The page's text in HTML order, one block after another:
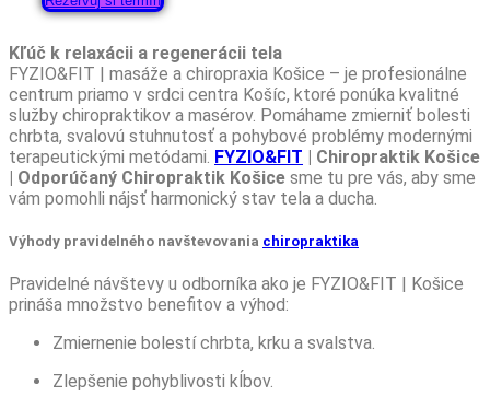
Kľúč k relaxácii a regenerácii tela
FYZIO&FIT | masáže a chiropraxia Košice – je profesionálne
centrum priamo v srdci centra Košíc, ktoré ponúka kvalitné
služby chiropraktikov a masérov. Pomáhame zmierniť bolesti
chrbta, svalovú stuhnutosť a pohybové problémy modernými
terapeutickými metódami. FYZIO&FIT | Chiropraktik Košice
| Odporúčaný Chiropraktik Košice sme tu pre vás, aby sme
vám pomohli nájsť harmonický stav tela a ducha.
Výhody pravidelného navštevovania chiropraktika
Pravidelné návštevy u odborníka ako je FYZIO&FIT | Košice
prináša množstvo benefitov a výhod:
Zmiernenie bolestí chrbta, krku a svalstva.
Zlepšenie pohyblivosti kĺbov.